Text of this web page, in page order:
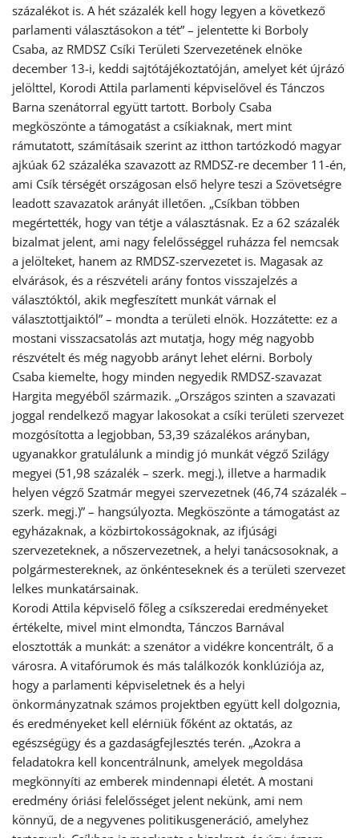
százalékot is. A hét százalék kell hogy legyen a következő
parlamenti választásokon a tét” – jelentette ki Borboly
Csaba, az RMDSZ Csíki Területi Szervezetének elnöke
december 13-i, keddi sajtótájékoztatóján, amelyet két újrázó
jelölttel, Korodi Attila parlamenti képviselővel és Tánczos
Barna szenátorral együtt tartott. Borboly Csaba
megköszönte a támogatást a csíkiaknak, mert mint
rámutatott, számításaik szerint az itthon tartózkodó magyar
ajkúak 62 százaléka szavazott az RMDSZ-re december 11-én,
ami Csík térségét országosan első helyre teszi a Szövetségre
leadott szavazatok arányát illetően. „Csíkban többen
megértették, hogy van tétje a választásnak. Ez a 62 százalék
bizalmat jelent, ami nagy felelősséggel ruházza fel nemcsak
a jelölteket, hanem az RMDSZ-szervezetet is. Magasak az
elvárások, és a részvételi arány fontos visszajelzés a
választóktól, akik megfeszített munkát várnak el
választottjaiktól” – mondta a területi elnök. Hozzátette: ez a
mostani visszacsatolás azt mutatja, hogy még nagyobb
részvételt és még nagyobb arányt lehet elérni. Borboly
Csaba kiemelte, hogy minden negyedik RMDSZ-szavazat
Hargita megyéből származik. „Országos szinten a szavazati
joggal rendelkező magyar lakosokat a csíki területi szervezet
mozgósította a legjobban, 53,39 százalékos arányban,
ugyanakkor gratulálunk a mindig jó munkát végző Szilágy
megyei (51,98 százalék – szerk. megj.), illetve a harmadik
helyen végző Szatmár megyei szervezetnek (46,74 százalék –
szerk. megj.)” – hangsúlyozta. Megköszönte a támogatást az
egyházaknak, a közbirtokosságoknak, az ifjúsági
szervezeteknek, a nőszervezetnek, a helyi tanácsosoknak, a
polgármestereknek, az önkénteseknek és a területi szervezet
lelkes munkatársainak.
Korodi Attila képviselő főleg a csíkszeredai eredményeket
értékelte, mivel mint elmondta, Tánczos Barnával
elosztották a munkát: a szenátor a vidékre koncentrált, ő a
városra. A vitafórumok és más találkozók konklúziója az,
hogy a parlamenti képviseletnek és a helyi
önkormányzatnak számos projektben együtt kell dolgoznia,
és eredményeket kell elérniük főként az oktatás, az
egészségügy és a gazdaságfejlesztés terén. „Azokra a
feladatokra kell koncentrálnunk, amelyek megoldása
megkönnyíti az emberek mindennapi életét. A mostani
eredmény óriási felelősséget jelent nekünk, ami nem
könnyű, de a negyvenes politikusgeneráció, amelyhez